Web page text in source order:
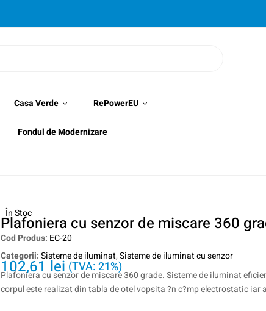
Casa Verde RePowerEU
Fondul de Modernizare
În Stoc
Plafoniera cu senzor de miscare 360
Cod Produs: EC-20
Categorii:Sisteme de iluminat,Sisteme de iluminat cu senzor
102,61 lei (TVA: 21%)
Plafoniera cu senzor de miscare 360 grade. Sisteme de iluminat
corpul este realizat din tabla de otel vopsita ?n c?mp electrostatic iar